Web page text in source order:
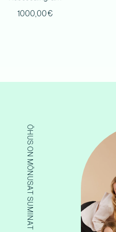
1000,00€
ÕHUS ON MÕNUSAT SUMINAT